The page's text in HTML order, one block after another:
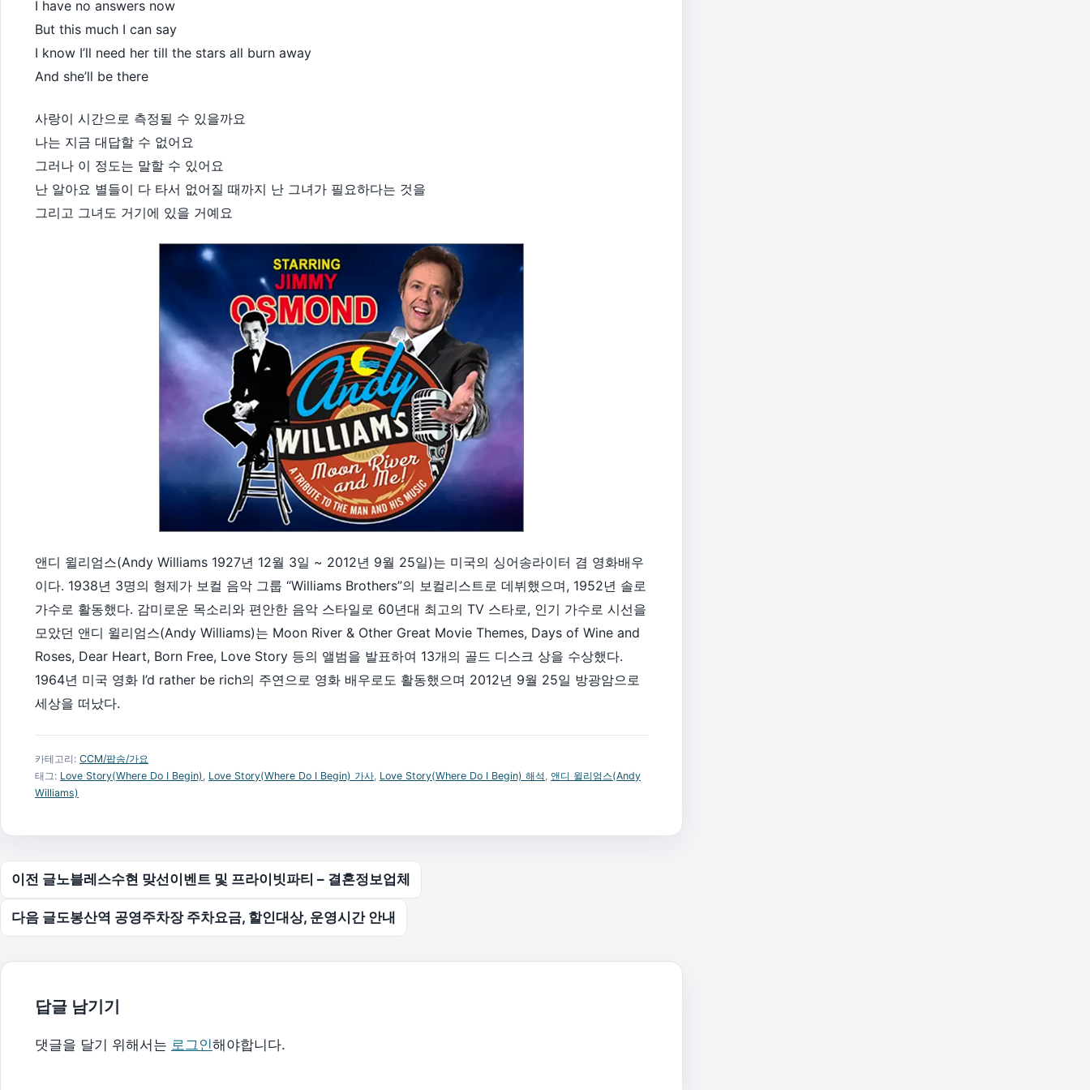
I have no answers now
But this much I can say
I know I’ll need her till the stars all burn away
And she’ll be there
사랑이 시간으로 측정될 수 있을까요
나는 지금 대답할 수 없어요
그러나 이 정도는 말할 수 있어요
난 알아요 별들이 다 타서 없어질 때까지 난 그녀가 필요하다는 것을
그리고 그녀도 거기에 있을 거예요
앤디 윌리엄스(Andy Williams 1927년 12월 3일 ~ 2012년 9월 25일)는 미국의 싱어송라이터 겸 영화배우
이다. 1938년 3명의 형제가 보컬 음악 그룹 “Williams Brothers”의 보컬리스트로 데뷔했으며, 1952년 솔로
가수로 활동했다. 감미로운 목소리와 편안한 음악 스타일로 60년대 최고의 TV 스타로, 인기 가수로 시선을
모았던 앤디 윌리엄스(Andy Williams)는 Moon River & Other Great Movie Themes, Days of Wine and
Roses, Dear Heart, Born Free, Love Story 등의 앨범을 발표하여 13개의 골드 디스크 상을 수상했다.
1964년 미국 영화 I’d rather be rich의 주연으로 영화 배우로도 활동했으며 2012년 9월 25일 방광암으로
세상을 떠났다.
카테고리: CCM/팝송/가요
태그: Love Story(Where Do I Begin) Love Story(Where Do I Begin) 가사 Love Story(Where Do I Begin) 해석 앤디 윌리엄스(Andy
Williams)
글 탐색
이전 글노블레스수현 맞선이벤트 및 프라이빗파티 – 결혼정보업체
다음 글도봉산역 공영주차장 주차요금, 할인대상, 운영시간 안내
답글 남기기
댓글을 달기 위해서는 로그인해야합니다.